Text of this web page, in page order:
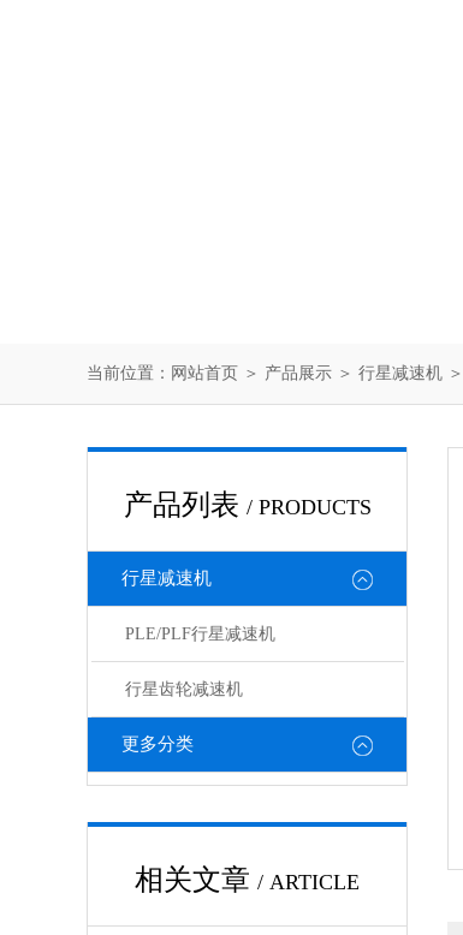
当前位置： 网站首页 ＞ 产品展示 ＞ 行星减速机 ＞
产品列表 / PRODUCTS
行星减速机
PLE/PLF行星减速机
行星齿轮减速机
更多分类
相关文章 / ARTICLE